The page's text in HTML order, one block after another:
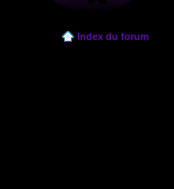
Index du forum